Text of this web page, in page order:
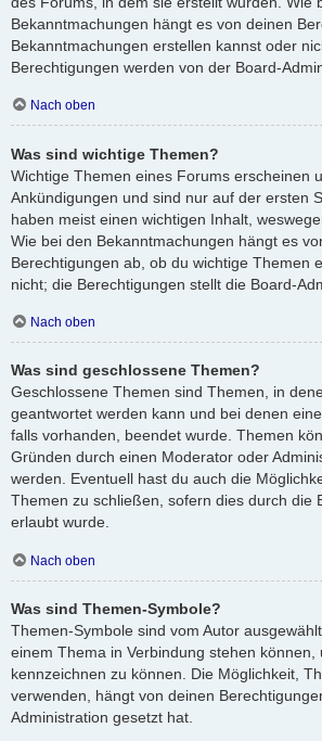
Bekanntmachungen hängt es von deinen
Bekanntmachungen erstellen kannst oder
Berechtigungen werden von der Board-
Nach oben
Was sind wichtige Themen?
Wichtige Themen eines Forums erscheinen
Ankündigungen und sind nur auf der ersten
haben meist einen wichtigen Inhalt,
Wie bei den Bekanntmachungen hängt es
Berechtigungen ab, ob du wichtige Themen
nicht; die Berechtigungen stellt die Board-
Nach oben
Was sind geschlossene Themen?
Geschlossene Themen sind Themen, in
geantwortet werden kann und bei denen
falls vorhanden, beendet wurde. Themen
Gründen durch einen Moderator oder
werden. Eventuell hast du auch die
Themen zu schließen, sofern dies durch die
erlaubt wurde.
Nach oben
Was sind Themen-Symbole?
Themen-Symbole sind vom Autor
einem Thema in Verbindung stehen können,
kennzeichnen zu können. Die Möglichkeit,
verwenden, hängt von deinen
Administration gesetzt hat.